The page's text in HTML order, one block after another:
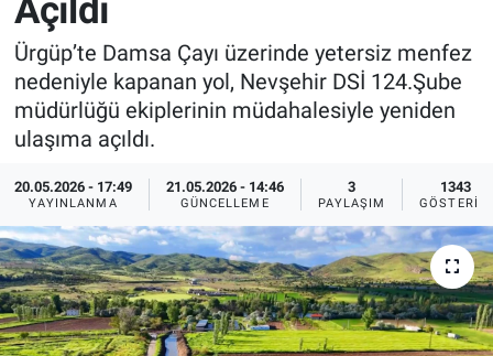
Açıldı
Ürgüp’te Damsa Çayı üzerinde yetersiz menfez
nedeniyle kapanan yol, Nevşehir DSİ 124.Şube
müdürlüğü ekiplerinin müdahalesiyle yeniden
ulaşıma açıldı.
20.05.2026 - 17:49
YAYINLANMA
21.05.2026 - 14:46
GÜNCELLEME
3
PAYLAŞIM
1343
GÖSTERIM
Sağlık
Yerel
Genel
Asayiş
İlan - Duyuru- Mesaj
Türkiye Gündemi
Sizden Gelenler
Yaşam
Sağlık
Eğitim
İlan - Duyuru- Mesaj
Türkiye Gündemi
Sizden Gelenler